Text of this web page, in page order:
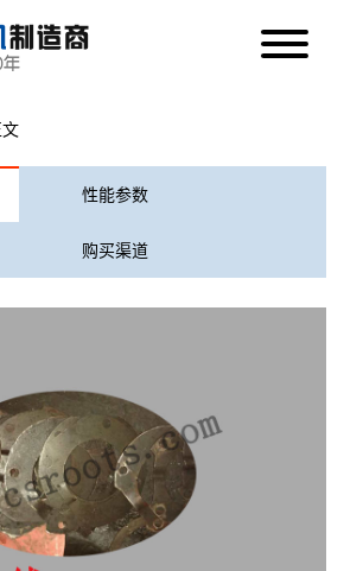
性能参数
购买渠道